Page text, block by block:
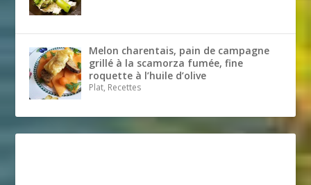
Melon charentais, pain de campagne
grillé à la scamorza fumée, fine
roquette à l’huile d’olive
Plat, Recettes